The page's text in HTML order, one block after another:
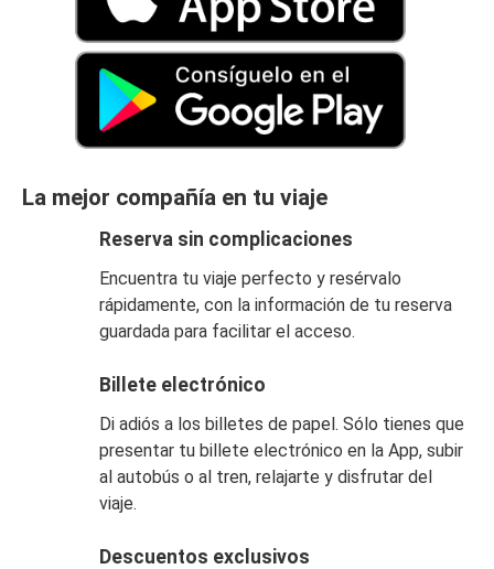
La mejor compañía en tu viaje
Reserva sin complicaciones
Encuentra tu viaje perfecto y resérvalo
rápidamente, con la información de tu reserva
guardada para facilitar el acceso.
Billete electrónico
Di adiós a los billetes de papel. Sólo tienes que
presentar tu billete electrónico en la App, subir
al autobús o al tren, relajarte y disfrutar del
viaje.
Descuentos exclusivos